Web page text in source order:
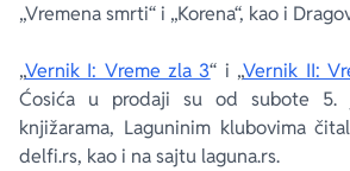
„Vremena smrti“ i „Korena“, kao i
„Vernik I: Vreme zla 3“ i „Vernik II:
Ćosića u prodaji su od subote 5.
knjižarama, Laguninim klubovima
delfi.rs, kao i na sajtu laguna.rs.